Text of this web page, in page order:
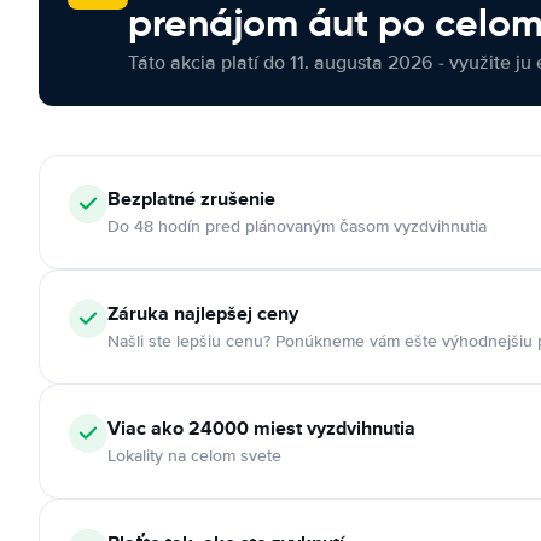
prenájom áut po
Táto akcia platí do 11. augusta 2026 - využite ju
Bezplatné zrušenie
Do 48 hodín pred plánovaným časom vyzdvihnutia
Záruka najlepšej ceny
Našli ste lepšiu cenu? Ponúkneme vám ešte výhodnejšiu
Viac ako 24000 miest vyzdvihnutia
Lokality na celom svete